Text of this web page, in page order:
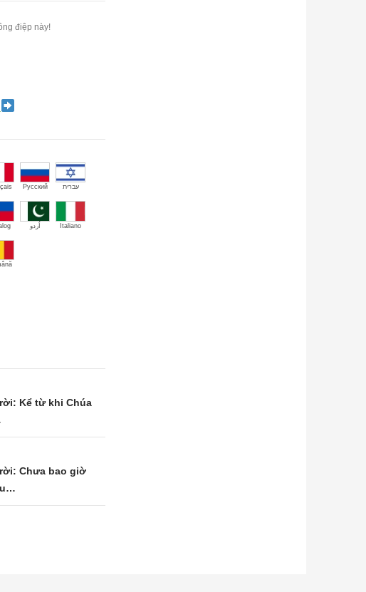
điệp này!
Русский עברית
اُردو Italiano
Kể từ khi Chúa
Chưa bao giờ